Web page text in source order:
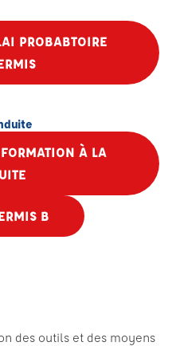
PROBABTOIRE
À LA
B
des outils et des moyens